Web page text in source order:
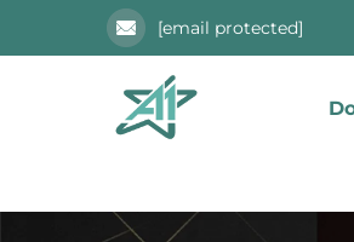
[email protected]